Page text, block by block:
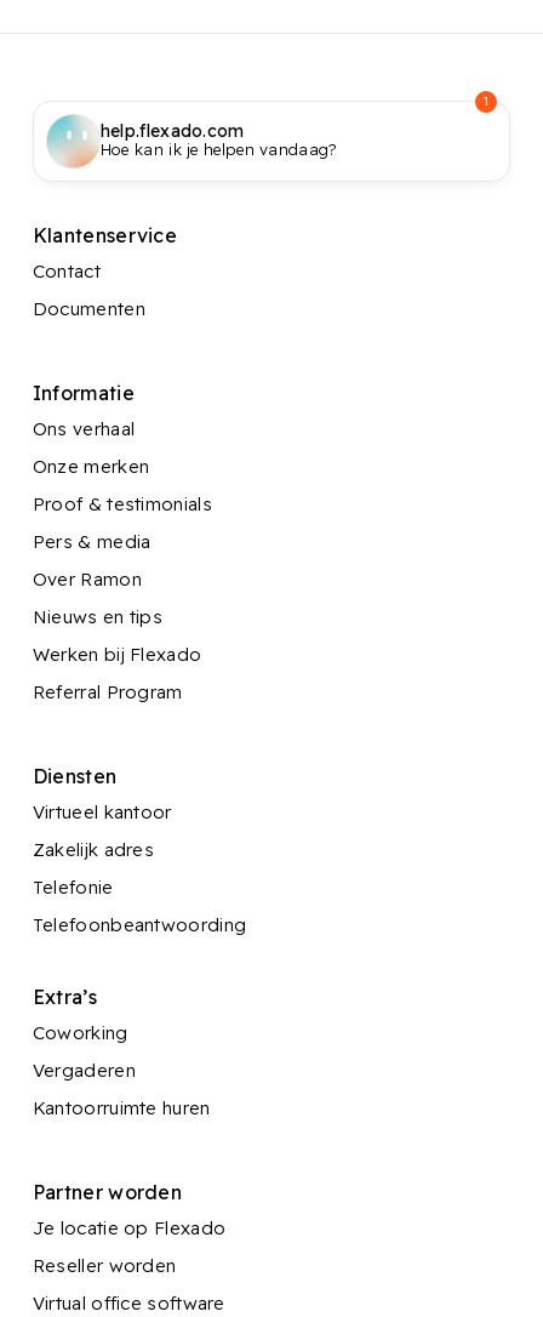
help.flexado.com
Hoe kan ik je helpen vandaag?
1
Klantenservice
Contact
Documenten
Informatie
Ons verhaal
Onze merken
Proof & testimonials
Pers & media
Over Ramon
Nieuws en tips
Werken bij Flexado
Referral Program
Diensten
Virtueel kantoor
Zakelijk adres
Telefonie
Telefoonbeantwoording
Extra’s
Coworking
Vergaderen
Kantoorruimte huren
Partner worden
Je locatie op Flexado
Reseller worden
Virtual office software